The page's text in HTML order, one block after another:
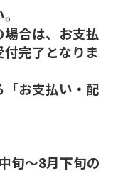
合は、お支払
完了となりま
お支払い・配
旬～8月下旬の